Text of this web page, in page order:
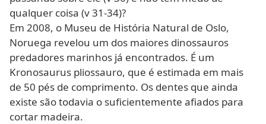
qualquer coisa (v 31-34)?
Em 2008, o Museu de História Natural de Oslo,
Noruega revelou um dos maiores dinossauros
predadores marinhos já encontrados. É um
Kronosaurus pliossauro, que é estimada em mais
de 50 pés de comprimento. Os dentes que ainda
existe são todavia o suficientemente afiados para
cortar madeira.